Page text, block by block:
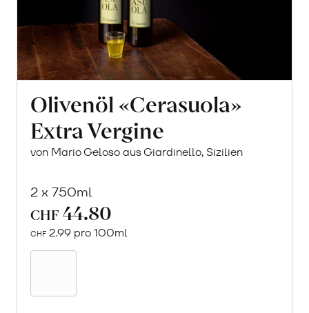
Olivenöl «Cerasuola»
Extra Vergine
von Mario Geloso aus Giardinello, Sizilien
2 x 750ml
CHF 44.80
CHF 2.99 pro 100ml